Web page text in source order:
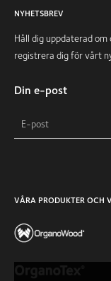
NYHETSBREV
Håll dig uppdaterad om
registrera dig för vårt
Din e-post
VÅRA PRODUKTER OCH